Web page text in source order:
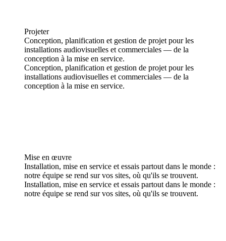
Projeter
Conception, planification et gestion de projet pour les
installations audiovisuelles et commerciales — de la
conception à la mise en service.
Conception, planification et gestion de projet pour les
installations audiovisuelles et commerciales — de la
conception à la mise en service.
Mise en œuvre
Installation, mise en service et essais partout dans le monde :
notre équipe se rend sur vos sites, où qu'ils se trouvent.
Installation, mise en service et essais partout dans le monde :
notre équipe se rend sur vos sites, où qu'ils se trouvent.